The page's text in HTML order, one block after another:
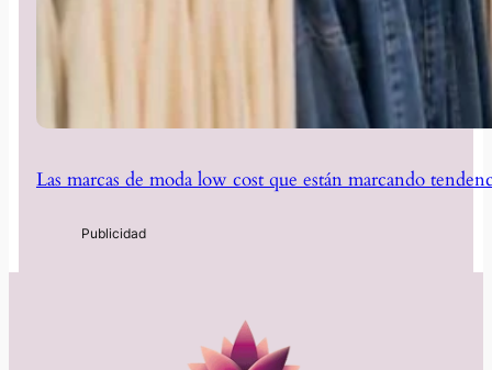
Las marcas de moda low cost que están marcando